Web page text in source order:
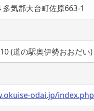
多気郡大台町佐原663-1
(道の駅奥伊勢おおだい)
odai.jp/index.php